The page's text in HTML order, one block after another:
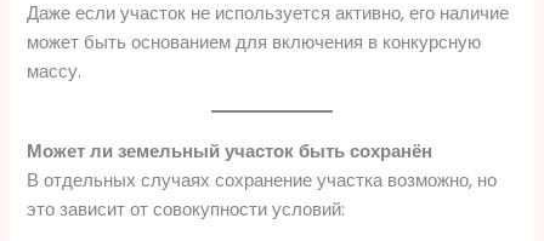
Даже если участок не используется активно, его наличие
может быть основанием для включения в конкурсную
массу.
Может ли земельный участок быть сохранён
В отдельных случаях сохранение участка возможно, но
это зависит от совокупности условий: